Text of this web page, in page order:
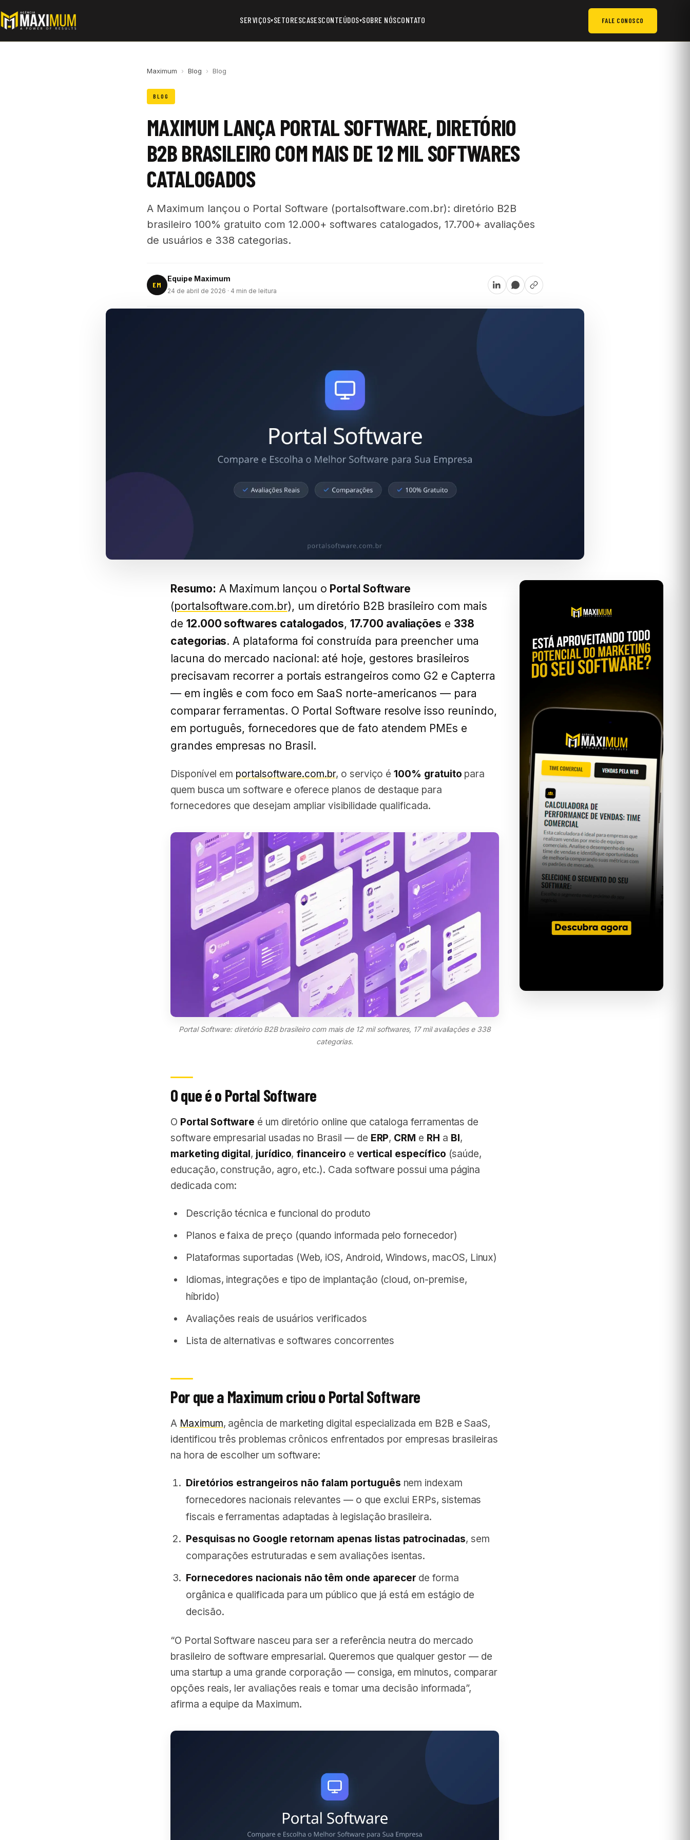
SERVIÇOS▾SETORESCASESCONTEÚDOS▾SOBRE NÓSCONTATO FALE CONOSCO
Maximum › Blog › Blog
BLOG
MAXIMUM LANÇA PORTAL SOFTWARE, DIRETÓRIO
B2B BRASILEIRO COM MAIS DE 12 MIL SOFTWARES
CATALOGADOS
A Maximum lançou o Portal Software (portalsoftware.com.br): diretório B2B
brasileiro 100% gratuito com 12.000+ softwares catalogados, 17.700+ avaliações
de usuários e 338 categorias.
EM
Equipe Maximum
24 de abril de 2026 · 4 min de leitura
Resumo: A Maximum lançou o Portal Software
(portalsoftware.com.br), um diretório B2B brasileiro com mais
de 12.000 softwares catalogados,17.700 avaliações e 338
categorias. A plataforma foi construída para preencher uma
lacuna do mercado nacional: até hoje, gestores brasileiros
precisavam recorrer a portais estrangeiros como G2 e Capterra
— em inglês e com foco em SaaS norte-americanos — para
comparar ferramentas. O Portal Software resolve isso reunindo,
em português, fornecedores que de fato atendem PMEs e
grandes empresas no Brasil.
Disponível em portalsoftware.com.br, o serviço é100% gratuito para
quem busca um software e oferece planos de destaque para
fornecedores que desejam ampliar visibilidade qualificada.
Portal Software: diretório B2B brasileiro com mais de 12 mil softwares, 17 mil avaliações e 338
categorias.
O que é o Portal Software
O Portal Software é um diretório online que cataloga ferramentas de
software empresarial usadas no Brasil — de ERP, CRM e RH a BI,
marketing digital, jurídico, financeiro e vertical específico (saúde,
educação, construção, agro, etc.). Cada software possui uma página
dedicada com:
Descrição técnica e funcional do produto
Planos e faixa de preço (quando informada pelo fornecedor)
Plataformas suportadas (Web, iOS, Android, Windows, macOS, Linux)
Idiomas, integrações e tipo de implantação (cloud, on-premise,
híbrido)
Avaliações reais de usuários verificados
Lista de alternativas e softwares concorrentes
Por que a Maximum criou o Portal Software
A Maximum, agência de marketing digital especializada em B2B e SaaS,
identificou três problemas crônicos enfrentados por empresas brasileiras
na hora de escolher um software:
Diretórios estrangeiros não falam português nem indexam
fornecedores nacionais relevantes — o que exclui ERPs, sistemas
fiscais e ferramentas adaptadas à legislação brasileira.
Pesquisas no Google retornam apenas listas patrocinadas, sem
comparações estruturadas e sem avaliações isentas.
Fornecedores nacionais não têm onde aparecer de forma
orgânica e qualificada para um público que já está em estágio de
decisão.
“O Portal Software nasceu para ser a referência neutra do mercado
brasileiro de software empresarial. Queremos que qualquer gestor — de
uma startup a uma grande corporação — consiga, em minutos, comparar
opções reais, ler avaliações reais e tomar uma decisão informada”,
afirma a equipe da Maximum.